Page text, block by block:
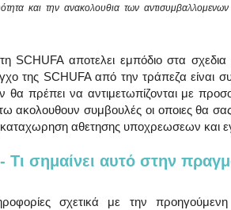
και την ανακολουθια των αντισυμβαλλομενων
SCHUFA αποτελει εμπόδιο στα
της SCHUFA από την τράπεζα
θα πρέπει να αντιμετωπίζονται με
ακολουθουν συμβουλές οι οποιες θα
αθετησης υποχρεωσεων και
Τι σημαίνει αυτό στην
σχετικά με την